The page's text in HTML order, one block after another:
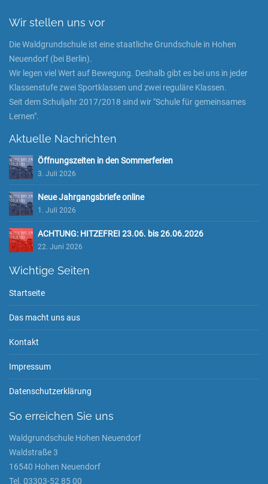
Wir stellen uns vor
Die Waldgrundschule ist eine staatliche Grundschule in Hohen
Neuendorf (bei Berlin).
Wir legen viel Wert auf Bewegung. Deshalb gibt es bei uns in jeder
Klassenstufe zwei Sportklassen und zwei reguläre Klassen.
Seit dem Schuljahr 2017/2018 sind wir "Schule für gemeinsames
Lernen".
Aktuelle Nachrichten
Öffnungszeiten in den Sommerferien
3. Juli 2026
Neue Jahrgangsbriefe online
1. Juli 2026
ACHTUNG: HITZEFREI 23.06. bis 26.06.2026
22. Juni 2026
Wichtige Seiten
Startseite
Das macht uns aus
Kontakt
Impressum
Datenschutzerklärung
So erreichen Sie uns
Waldgrundschule Hohen Neuendorf
Waldstraße 3
16540 Hohen Neuendorf
Tel. 03303-52 85 00